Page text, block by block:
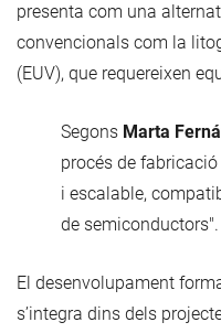
presenta com una
convencionals com la
(EUV), que requereixen
Segons Marta
procés de
i escalable,
de semiconductors".
El desenvolupament
s’integra dins dels